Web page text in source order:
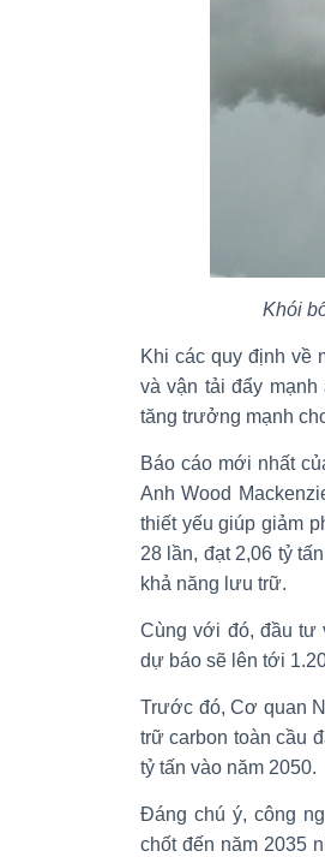
Khói
Khi các quy định về
và vận tải đẩy
tăng trưởng mạnh
Báo cáo mới nhất
Anh Wood
thiết yếu giúp giảm
28 lần, đạt 2,06 tỷ
khả năng lưu trữ.
Cùng với đó, đầu tư
dự báo sẽ lên tới
Trước đó, Cơ quan
trữ carbon toàn cầu
tỷ tấn vào năm 2050.
Đáng chú ý, công
chốt đến năm 2035